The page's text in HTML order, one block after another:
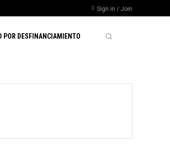
Sign in / Join
POR DESFINANCIAMIENTO